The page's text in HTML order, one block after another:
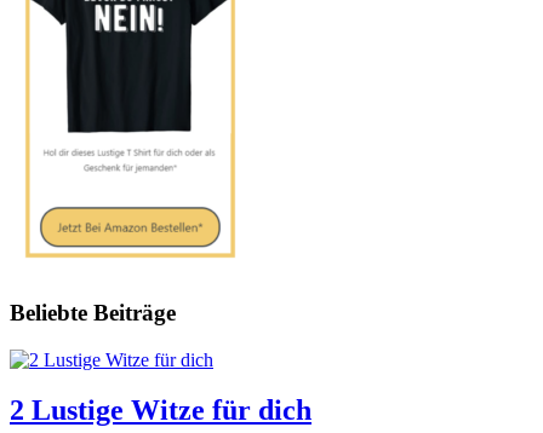
Beliebte Beiträge
2 Lustige Witze für dich